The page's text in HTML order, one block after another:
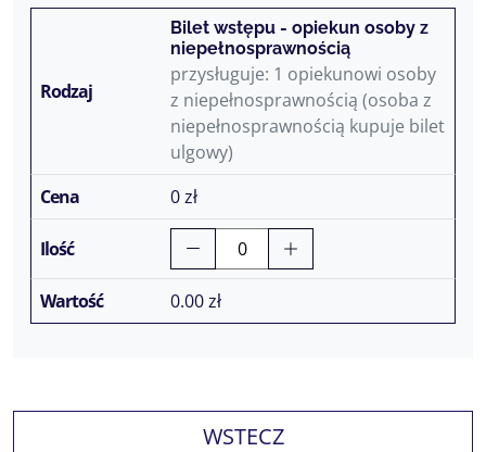
Bilet wstępu - opiekun osoby z
niepełnosprawnością
przysługuje: 1 opiekunowi osoby
z niepełnosprawnością (osoba z
niepełnosprawnością kupuje bilet
ulgowy)
0 zł
0.00zł
WSTECZ